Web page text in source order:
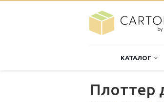
КАТАЛОГ
Плоттер